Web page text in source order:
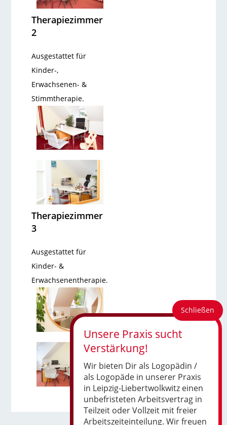
Therapiezimmer
2
Ausgestattet für
Kinder-,
Erwachsenen- &
Stimmtherapie.
Therapiezimmer
3
Ausgestattet für
Kinder- &
Erwachsenentherapie.
Wir bieten Dir als Logopädin /
als Logopäde in unserer Praxis
in Leipzig-Liebertwolkwitz einen
unbefristeten Arbeitsvertrag in
Teilzeit oder Vollzeit mit freier
Arbeitszeiteinteilung. Wir freuen